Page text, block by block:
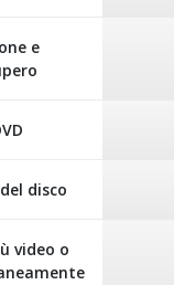
e
disco
video o